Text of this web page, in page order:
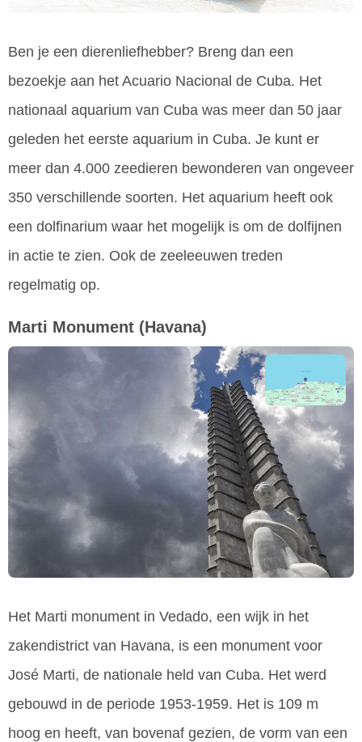
Ben je een dierenliefhebber? Breng dan een
bezoekje aan het Acuario Nacional de Cuba. Het
nationaal aquarium van Cuba was meer dan 50 jaar
geleden het eerste aquarium in Cuba. Je kunt er
meer dan 4.000 zeedieren bewonderen van ongeveer
350 verschillende soorten. Het aquarium heeft ook
een dolfinarium waar het mogelijk is om de dolfijnen
in actie te zien. Ook de zeeleeuwen treden
regelmatig op.
Marti Monument (Havana)
Het Marti monument in Vedado, een wijk in het
zakendistrict van Havana, is een monument voor
José Marti, de nationale held van Cuba. Het werd
gebouwd in de periode 1953-1959. Het is 109 m
hoog en heeft, van bovenaf gezien, de vorm van een